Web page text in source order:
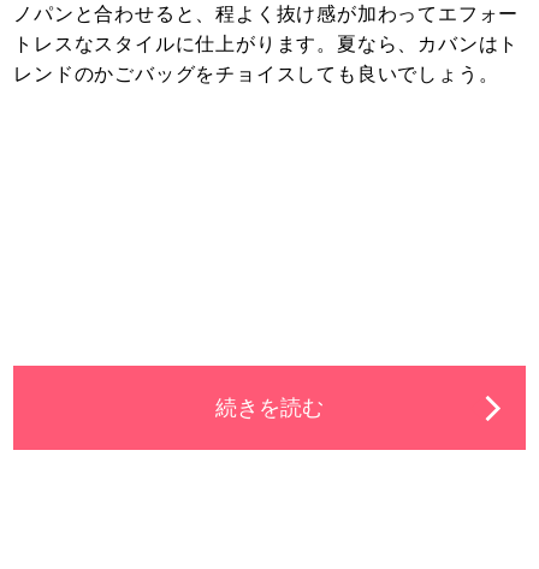
ノパンと合わせると、程よく抜け感が加わってエフォー
トレスなスタイルに仕上がります。夏なら、カバンはト
レンドのかごバッグをチョイスしても良いでしょう。
続きを読む